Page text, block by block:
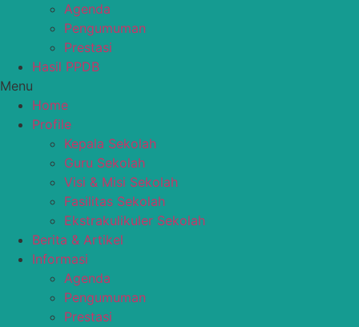
Agenda
Pengumuman
Prestasi
Hasil PPDB
Menu
Home
Profile
Kepala Sekolah
Guru Sekolah
Visi & Misi Sekolah
Fasilitas Sekolah
Ekstrakulikuler Sekolah
Berita & Artikel
Informasi
Agenda
Pengumuman
Prestasi